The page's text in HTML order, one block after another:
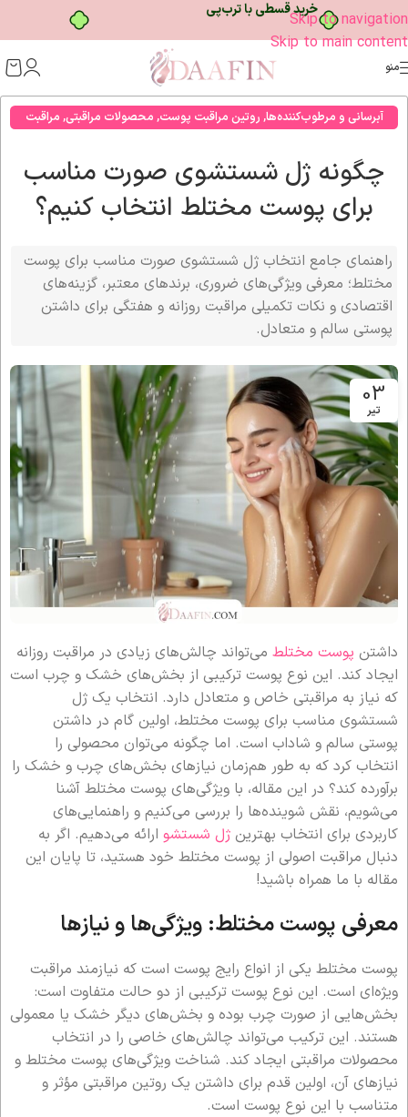
خرید قسطی با ترب‌پیSkip to navigation
Skip to main content
منو
آبرسانی و مرطوب‌کننده‌ها, روتین مراقبت پوست, محصولات مراقبتی, مراقبت
چگونه ژل شستشوی صورت مناسب
برای پوست مختلط انتخاب کنیم؟
راهنمای جامع انتخاب ژل شستشوی صورت مناسب برای پوست
مختلط؛ معرفی ویژگی‌های ضروری، برندهای معتبر، گزینه‌های
اقتصادی و نکات تکمیلی مراقبت روزانه و هفتگی برای داشتن
پوستی سالم و متعادل.
03
تیر
داشتن پوست مختلط می‌تواند چالش‌های زیادی در مراقبت روزانه
ایجاد کند. این نوع پوست ترکیبی از بخش‌های خشک و چرب است
که نیاز به مراقبتی خاص و متعادل دارد. انتخاب یک ژل
شستشوی مناسب برای پوست مختلط، اولین گام در داشتن
پوستی سالم و شاداب است. اما چگونه می‌توان محصولی را
انتخاب کرد که به طور هم‌زمان نیازهای بخش‌های چرب و خشک را
برآورده کند؟ در این مقاله، با ویژگی‌های پوست مختلط آشنا
می‌شویم، نقش شوینده‌ها را بررسی می‌کنیم و راهنمایی‌های
کاربردی برای انتخاب بهترین ژل شستشو ارائه می‌دهیم. اگر به
دنبال مراقبت اصولی از پوست مختلط خود هستید، تا پایان این
مقاله با ما همراه باشید!
معرفی پوست مختلط: ویژگی‌ها و نیازها
پوست مختلط یکی از انواع رایج پوست است که نیازمند مراقبت
ویژه‌ای است. این نوع پوست ترکیبی از دو حالت متفاوت است:
بخش‌هایی از صورت چرب بوده و بخش‌های دیگر خشک یا معمولی
هستند. این ترکیب می‌تواند چالش‌های خاصی را در انتخاب
محصولات مراقبتی ایجاد کند. شناخت ویژگی‌های پوست مختلط و
نیازهای آن، اولین قدم برای داشتن یک روتین مراقبتی مؤثر و
متناسب با این نوع پوست است.